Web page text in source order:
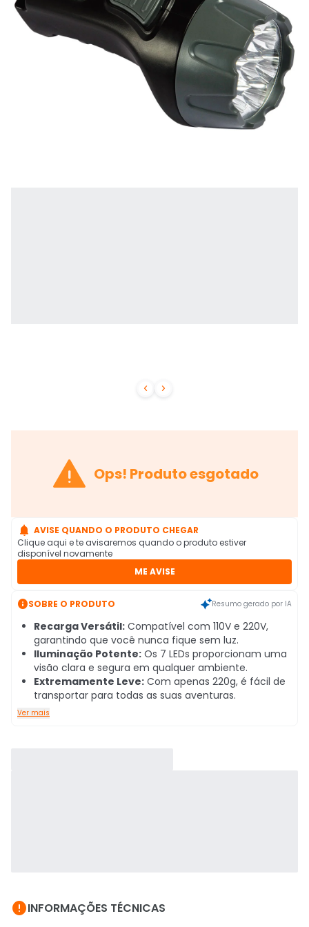
 
 Ops! Produto esgotado
 AVISE QUANDO O PRODUTO CHEGAR
Clique aqui e te avisaremos quando o produto estiver
disponível novamente
ME AVISE
SOBRE O PRODUTO Resumo gerado por IA
Recarga Versátil: Compatível com 110V e 220V,
garantindo que você nunca fique sem luz.
Iluminação Potente: Os 7 LEDs proporcionam uma
visão clara e segura em qualquer ambiente.
Extremamente Leve: Com apenas 220g, é fácil de
transportar para todas as suas aventuras.
Ver mais
INFORMAÇÕES TÉCNICAS